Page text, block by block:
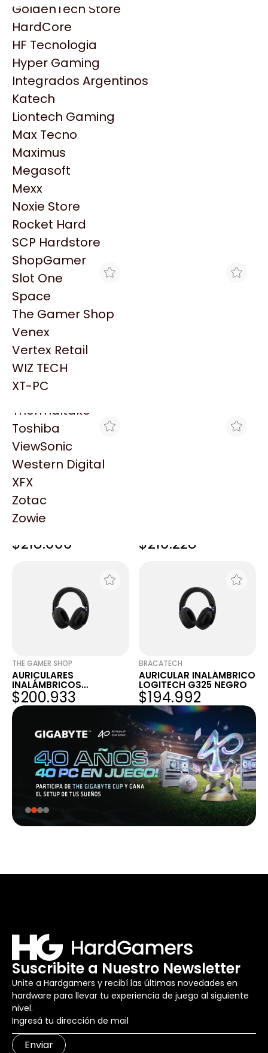
HP
HyperX
INNO3D
Intel
Kingston
Lenovo
Logitech
MSI
NVIDIA GeForce
NZXT
PNY
Palit
Philips
PowerColor
Razer
Redragon
Samsung
Sandisk
Sapphire
Seagate
Sentey
Solarmax
Thermaltake
Toshiba
ViewSonic
Western Digital
XFX
Zotac
Zowie
GoldenTech Store
HardCore
HF Tecnologia
Hyper Gaming
Integrados Argentinos
Katech
Liontech Gaming
Max Tecno
Maximus
Megasoft
Mexx
Noxie Store
Rocket Hard
SCP Hardstore
ShopGamer
Slot One
Space
The Gamer Shop
Venex
Vertex Retail
WIZ TECH
XT-PC
Productos
Similares
Explorá más productos similares
MEGASOFT
AURICULARES LOGITECH
INALÁMBRICOS NEGROS
$223.718
AURICULARES
$218.000 $210.228
THE GAMER SHOP
AURICULARES
INALÁMBRICOS
LOGITECH G325 NEGRO
$200.933
BRACATECH
AURICULAR INALÁMBRICO
LOGITECH G325 NEGRO
$194.992
Suscribite a Nuestro Newsletter
Unite a Hardgamers y recibí las últimas novedades en
hardware para llevar tu experiencia de juego al siguiente
nivel.
Enviar